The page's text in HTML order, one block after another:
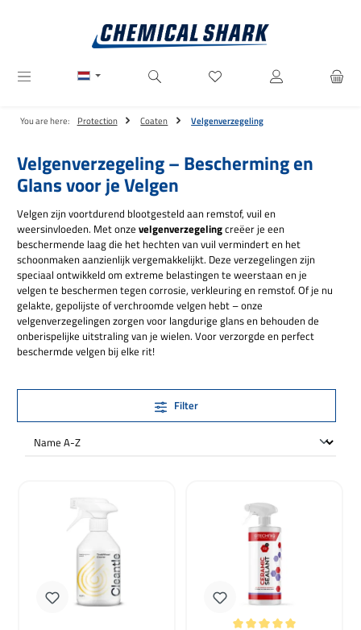
Je hebt 0 items op je
You are here: Protection Coaten Velgenverzegeling
Velgenverzegeling – Bescherming en
Glans voor je Velgen
Velgen zijn voortdurend blootgesteld aan remstof, vuil en
weersinvloeden. Met onze velgenverzegelingcreëer je een
beschermende laag die het hechten van vuil vermindert en het
schoonmaken aanzienlijk vergemakkelijkt. Deze verzegelingen zijn
speciaal ontwikkeld om extreme belastingen te weerstaan en je
velgen te beschermen tegen corrosie, verkleuring en remstof. Of je nu
gelakte, gepolijste of verchroomde velgen hebt – onze
velgenverzegelingen zorgen voor langdurige glans en behouden de
onberispelijke uitstraling van je wielen. Voor verzorgde en perfect
beschermde velgen bij elke rit!
Filter